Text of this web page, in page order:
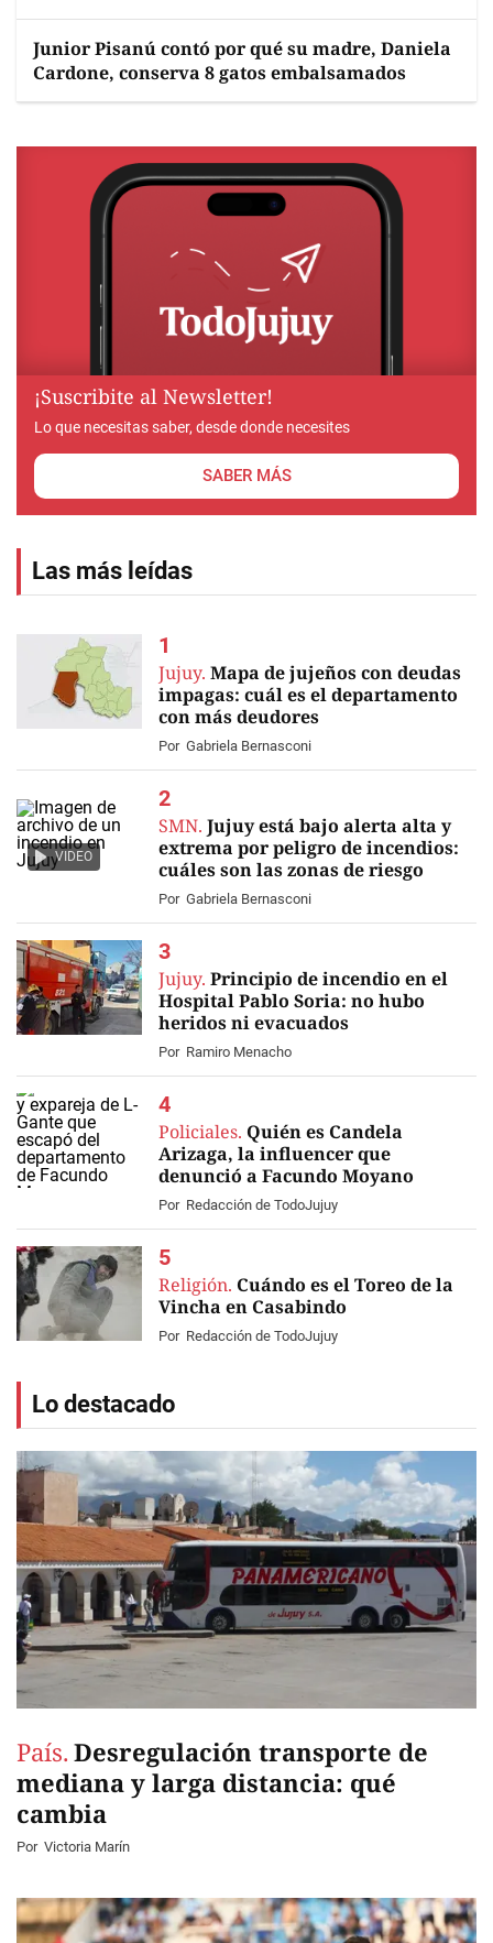
Junior Pisanú contó por qué su madre, Daniela
Cardone, conserva 8 gatos embalsamados
¡Suscribite al Newsletter!
Lo que necesitas saber, desde donde necesites
SABER MÁS
Las más leídas
Jujuy. Mapa de jujeños con deudas
impagas: cuál es el departamento
con más deudores
Por Gabriela Bernasconi
VIDEO
SMN. Jujuy está bajo alerta alta y
extrema por peligro de incendios:
cuáles son las zonas de riesgo
Por Gabriela Bernasconi
Jujuy. Principio de incendio en el
Hospital Pablo Soria: no hubo
heridos ni evacuados
Por Ramiro Menacho
Policiales. Quién es Candela
Arizaga, la influencer que
denunció a Facundo Moyano
Por Redacción de TodoJujuy
Religión. Cuándo es el Toreo de la
Vincha en Casabindo
Por Redacción de TodoJujuy
Lo destacado
País. Desregulación transporte de
mediana y larga distancia: qué
cambia
Por Victoria Marín